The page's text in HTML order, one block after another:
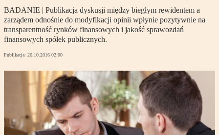
BADANIE | Publikacja dyskusji między biegłym rewidentem a
zarządem odnośnie do modyfikacji opinii wpłynie pozytywnie na
transparentność rynków finansowych i jakość sprawozdań
finansowych spółek publicznych.
Publikacja: 26.10.2016 02:00